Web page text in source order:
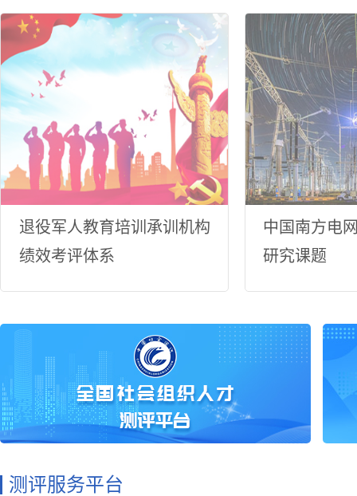
退役军人教育培训承训机构
绩效考评体系
中国南方电
研究课题
测评服务平台